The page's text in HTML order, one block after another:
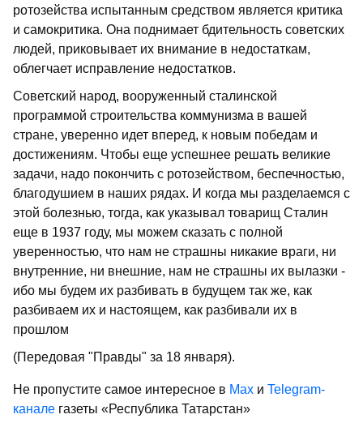
ротозейства испытанным средством является критика
и самокритика. Она поднимает бдительность советских
людей, приковывает их внимание в недостаткам,
облегчает исправление недостатков.
Советский народ, вооруженный сталинской
программой строительства коммунизма в вашей
стране, уверенно идет вперед, к новым победам и
достижениям. Чтобы еще успешнее решать великие
задачи, надо покончить с ротозейством, беспечностью,
благодушием в наших рядах. И когда мы разделаемся с
этой болезнью, тогда, как указывал товарищ Сталин
еще в 1937 году, мы можем сказать с полной
уверенностью, что нам не страшны никакие враги, ни
внутренние, ни внешние, нам не страшны их вылазки -
ибо мы будем их разбивать в будущем так же, как
разбиваем их и настоящем, как разбивали их в
прошлом
(Передовая "Правды" за 18 января).
Не пропустите самое интересное в Max и Telegram-
канале газеты «Республика Татарстан»